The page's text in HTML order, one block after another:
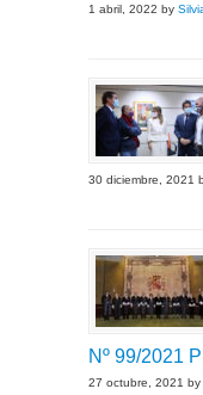
1 abril, 2022 by
30 diciembre, 2021
Nº 99/2021
27 octubre, 2021 by